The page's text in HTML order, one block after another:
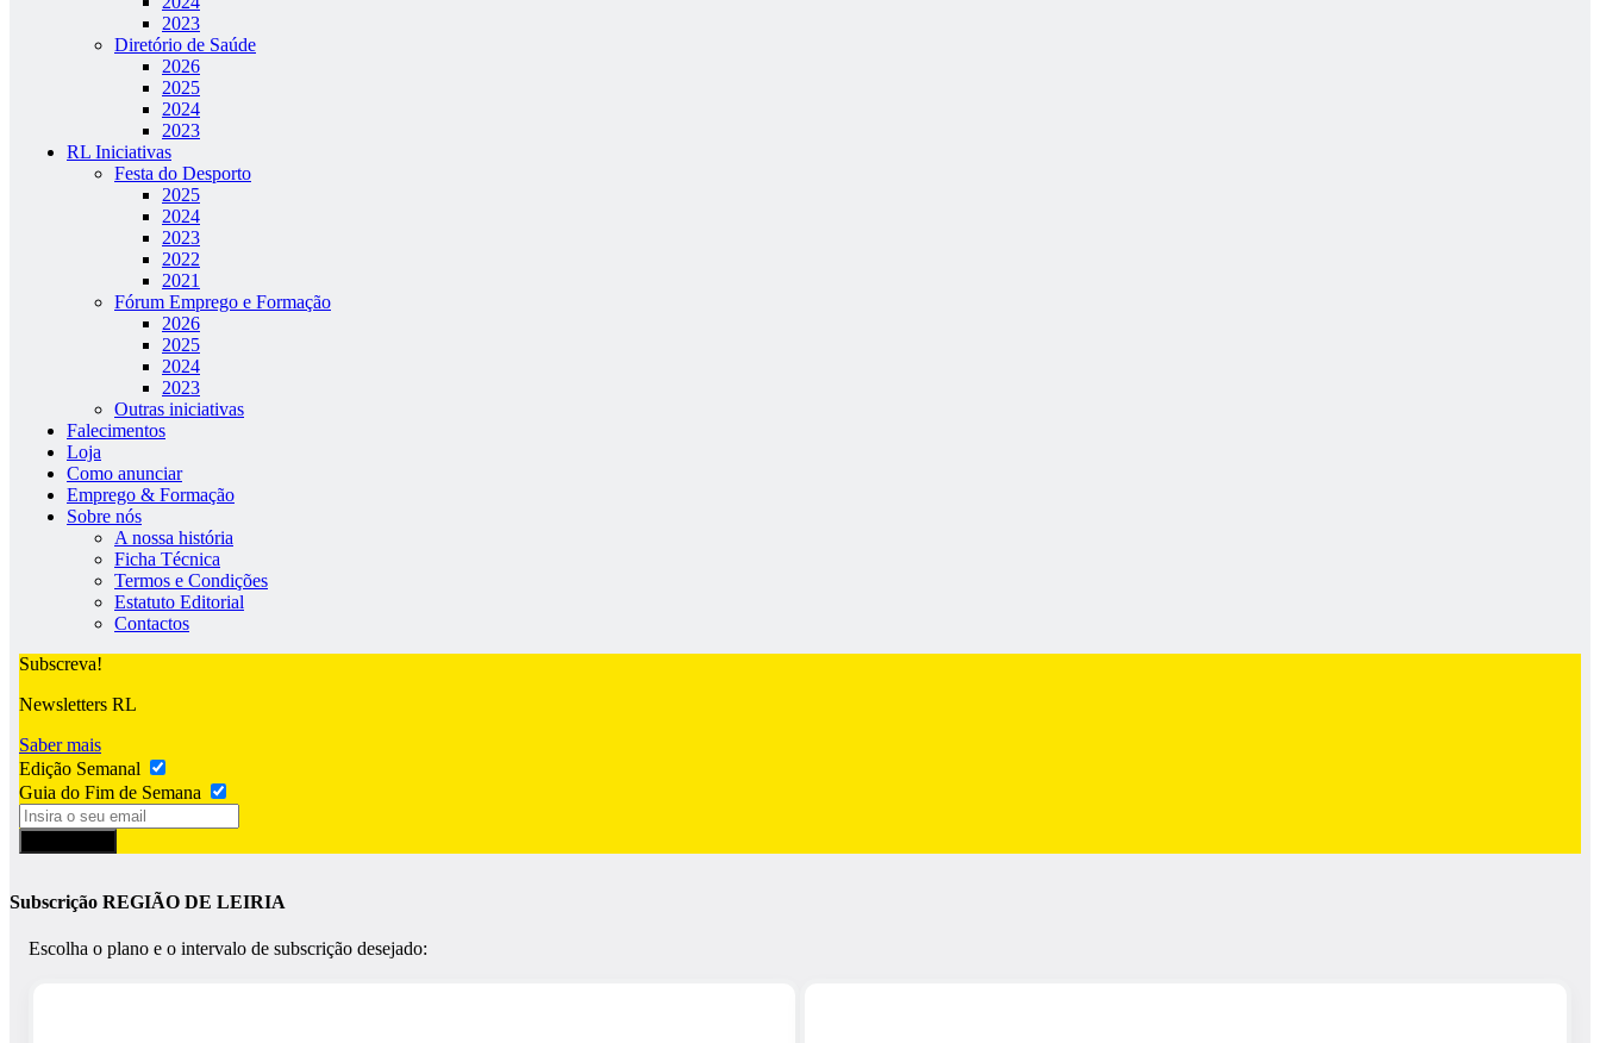
2023
Diretório de Saúde
2026
2025
2024
2023
RL Iniciativas
Festa do Desporto
2025
2024
2023
2022
2021
Fórum Emprego e Formação
2026
2025
2024
2023
Outras iniciativas
Falecimentos
Loja
Como anunciar
Emprego & Formação
Sobre nós
A nossa história
Ficha Técnica
Termos e Condições
Estatuto Editorial
Contactos
Subscreva!
Newsletters RL
Saber mais
Edição Semanal
Guia do Fim de Semana
Subscrição REGIÃO DE LEIRIA
Escolha o plano e o intervalo de subscrição desejado: